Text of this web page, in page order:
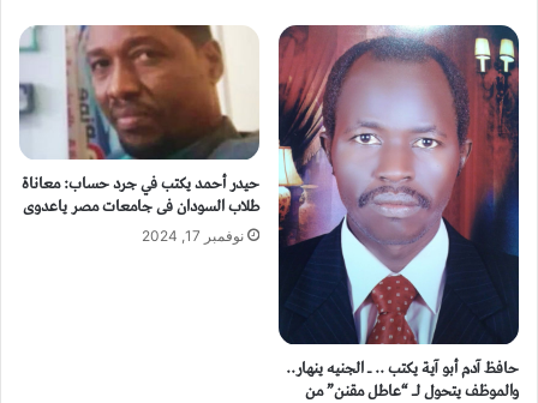
حافظ آدم أبو آية يكتب .. ـ الجنيه ينهار..
والموظف يتحول لـ “عاطل مقنن” من
حيدر أحمد يكتب في جرد حساب: معاناة
طلاب السودان فى جامعات مصر ياعدوى
نوفمبر 17, 2024